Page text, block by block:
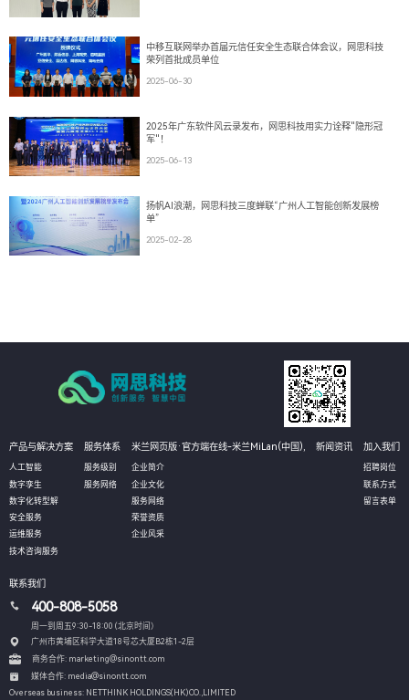
中移互联网举办首届元信任安全生态联合体会议，网思科技
荣列首批成员单位
2025-06-30
2025年广东软件风云录发布，网思科技用实力诠释"隐形冠
军"！
2025-06-13
扬帆AI浪潮，网思科技三度蝉联“广州人工智能创新发展榜
单”
2025-02-28
产品与解决方案
人工智能
数字孪生
数字化转型解
安全服务
运维服务
技术咨询服务
服务体系
服务级别
服务网络
米兰网页版·官方端在线-米兰MiLan(中国),
企业简介
企业文化
服务网络
荣誉资质
企业风采
新闻资讯 加入我们
招聘岗位
联系方式
留言表单
联系我们
400-808-5058
周一到周五9:30-18:00 (北京时间）
广州市黄埔区科学大道18号芯大厦B2栋1-2层
商务合作: marketing@sinontt.com
媒体合作: media@sinontt.com
Overseas business: NETTHINK HOLDINGS(HK)CO.,LIMITED